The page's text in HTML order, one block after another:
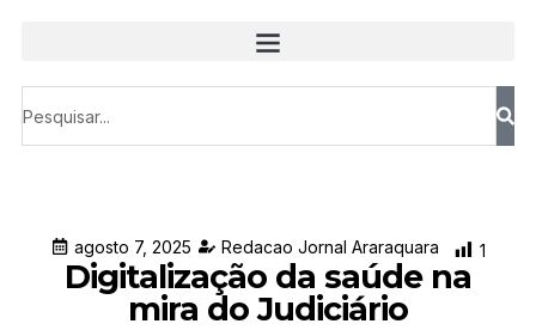
agosto 7, 2025 Redacao Jornal Araraquara 1
Digitalização da saúde na
mira do Judiciário